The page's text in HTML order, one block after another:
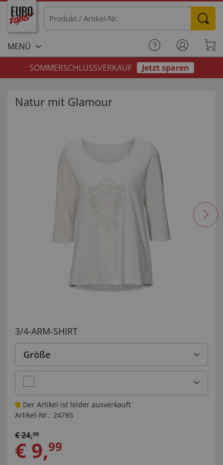
MENÜ
SOMMERSCHLUSSVERKAUF
Jetzt sparen
Natur mit Glamour
3/4-ARM-SHIRT
Größe
Der Artikel ist leider ausverkauft
Artikel-Nr.: 24785
€24,99
€ 9,99